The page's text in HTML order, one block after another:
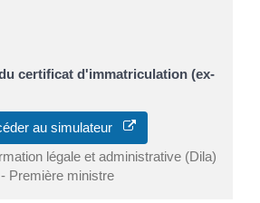
certificat d'immatriculation (ex-
au simulateur
légale et administrative (Dila)
- Première ministre